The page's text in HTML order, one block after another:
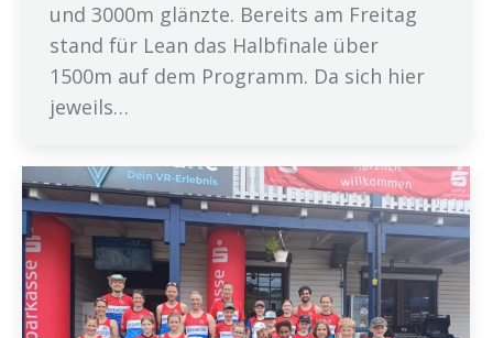
und 3000m glänzte. Bereits am Freitag
stand für Lean das Halbfinale über
1500m auf dem Programm. Da sich hier
jeweils…